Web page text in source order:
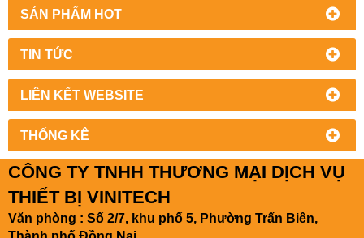
SẢN PHẨM HOT
TIN TỨC
LIÊN KẾT WEBSITE
THỐNG KÊ
CÔNG TY TNHH THƯƠNG MẠI DỊCH VỤ
THIẾT BỊ VINITECH
Văn phòng : Số 2/7, khu phố 5, Phường Trấn Biên,